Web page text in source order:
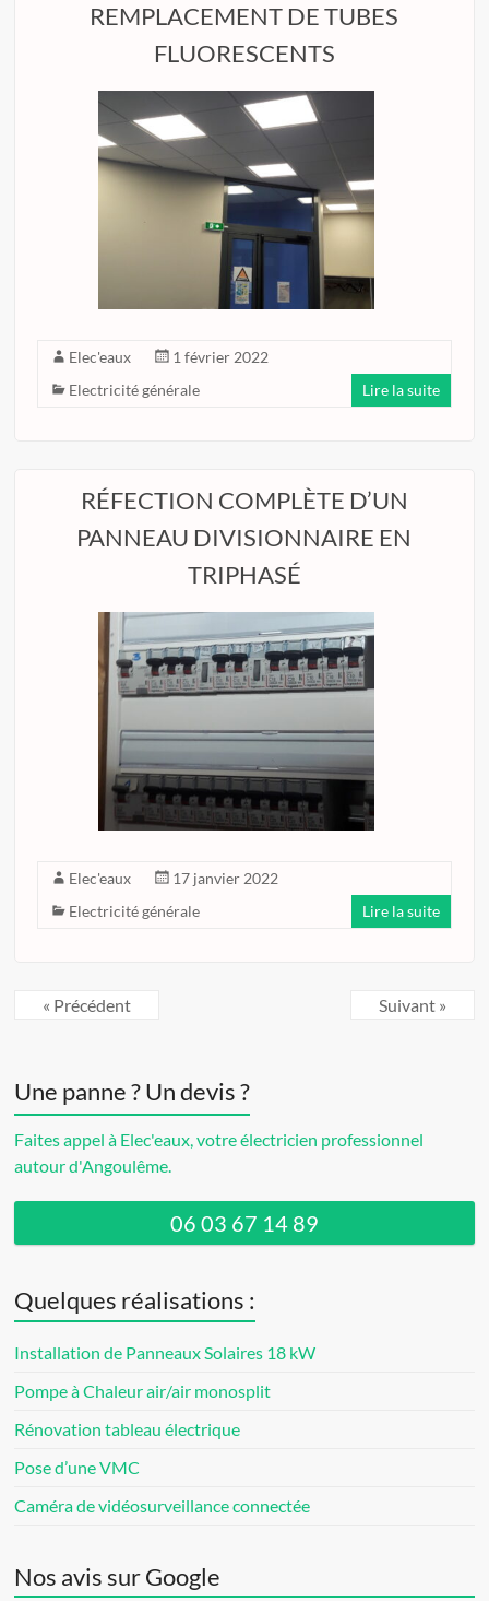
REMPLACEMENT DE TUBES
FLUORESCENTS
Elec'eaux
1 février 2022
Electricité générale
Lire la suite
RÉFECTION COMPLÈTE D’UN
PANNEAU DIVISIONNAIRE EN
TRIPHASÉ
Elec'eaux
17 janvier 2022
Electricité générale
Lire la suite
« Précédent Suivant »
Une panne ? Un devis ?
Faites appel à Elec'eaux, votre électricien professionnel
autour d'Angoulême.
06 03 67 14 89
Quelques réalisations :
Installation de Panneaux Solaires 18 kW
Pompe à Chaleur air/air monosplit
Rénovation tableau électrique
Pose d’une VMC
Caméra de vidéosurveillance connectée
Nos avis sur Google